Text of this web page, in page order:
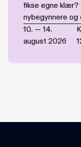
fikse egne
nybegynnere
10. — 14.
august 2026